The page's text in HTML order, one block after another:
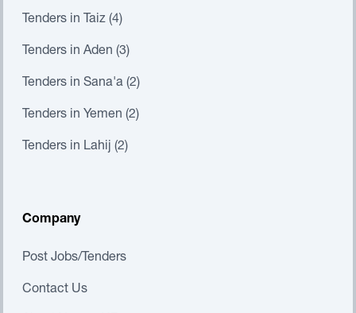
Tenders in Taiz (4)
Tenders in Aden (3)
Tenders in Sana'a (2)
Tenders in Yemen (2)
Tenders in Lahij (2)
Company
Post Jobs/Tenders
Contact Us